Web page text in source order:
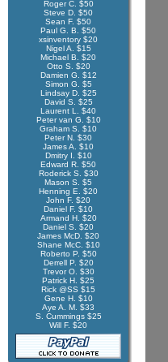
Roger C. $50
Steve D. $50
Sean F. $50
Paul G. B. $50
xsinventory $20
Nigel A. $15
Michael B. $20
Otto S. $20
Damien G. $12
Simon G. $5
Lindsay D. $25
David S. $25
Laurent L. $40
Peter van G. $10
Graham S. $10
Peter N. $30
James A. $10
Dmitry I. $10
Edward R. $50
Roderick S. $30
Mason S. $5
Henning E. $20
John F. $20
Daniel F. $10
Armand H. $20
Daniel S. $20
James McD. $20
Shane McC. $10
Roberto P. $50
Derrell P. $20
Trevor O. $30
Patrick H. $25
Rick @SS $15
Gene H. $10
Aye A. M. $33
S. Cummings $25
Will F. $20